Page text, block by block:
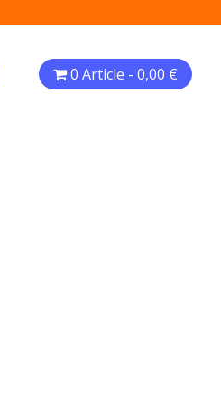
0 Article 0,00 €